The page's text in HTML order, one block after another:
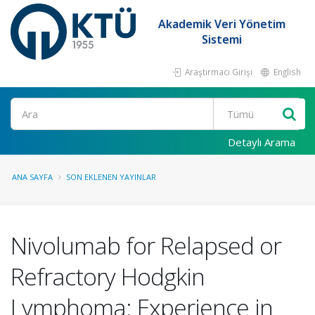
Akademik Veri Yönetim
Sistemi
Araştırmacı Girişi English
Ara
Detaylı Arama
ANA SAYFA SON EKLENEN YAYINLAR
Nivolumab for Relapsed or
Refractory Hodgkin
Lymphoma: Experience in